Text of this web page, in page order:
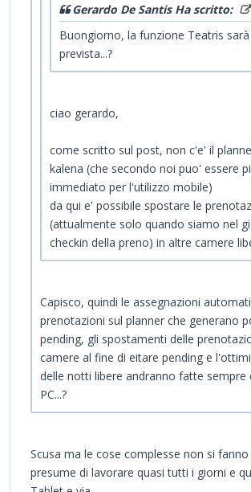
Gerardo De Santis Ha scritto:
Buongiorno, la funzione Teatris sarà
prevista...?
ciao gerardo,
come scritto sul post, non c'e' il
kalena (che secondo noi puo' essere
immediato per l'utilizzo mobile)
da qui e' possibile spostare le
(attualmente solo quando siamo nel
checkin della preno) in altre camere
Capisco, quindi le assegnazioni
prenotazioni sul planner che generano
pending, gli spostamenti delle
camere al fine di eitare pending e
delle notti libere andranno fatte sempre
PC...?
Scusa ma le cose complesse non si fanno
presume di lavorare quasi tutti i giorni e